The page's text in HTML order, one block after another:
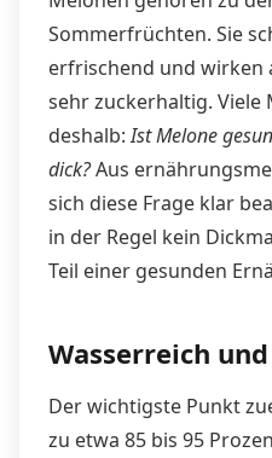
Sommerfrüchten. Sie
erfrischend und wirken
sehr zuckerhaltig. Viele
deshalb:Ist Melone
dick?Aus
sich diese Frage klar
in der Regel kein
Teil einer gesunden
Wasserreich
Der wichtigste Punkt
zu etwa 85 bis 95